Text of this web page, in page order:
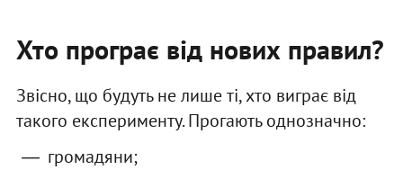
Хто програє від нових правил?
Звісно, що будуть не лише ті, хто виграє від
такого експерименту. Прогають однозначно:
громадяни;